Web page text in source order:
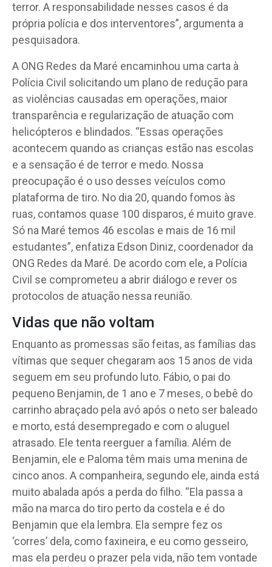
terror. A responsabilidade nesses casos é da
própria polícia e dos interventores”, argumenta a
pesquisadora.
A ONG Redes da Maré encaminhou uma carta à
Polícia Civil solicitando um plano de redução para
as violências causadas em operações, maior
transparência e regularização de atuação com
helicópteros e blindados. “Essas operações
acontecem quando as crianças estão nas escolas
e a sensação é de terror e medo. Nossa
preocupação é o uso desses veículos como
plataforma de tiro. No dia 20, quando fomos às
ruas, contamos quase 100 disparos, é muito grave.
Só na Maré temos 46 escolas e mais de 16 mil
estudantes”, enfatiza Edson Diniz, coordenador da
ONG Redes da Maré. De acordo com ele, a Polícia
Civil se comprometeu a abrir diálogo e rever os
protocolos de atuação nessa reunião.
Vidas que não voltam
Enquanto as promessas são feitas, as famílias das
vítimas que sequer chegaram aos 15 anos de vida
seguem em seu profundo luto. Fábio, o pai do
pequeno Benjamin, de 1 ano e 7 meses, o bebê do
carrinho abraçado pela avó após o neto ser baleado
e morto, está desempregado e com o aluguel
atrasado. Ele tenta reerguer a família. Além de
Benjamin, ele e Paloma têm mais uma menina de
cinco anos. A companheira, segundo ele, ainda está
muito abalada após a perda do filho. “Ela passa a
mão na marca do tiro perto da costela e é do
Benjamin que ela lembra. Ela sempre fez os
‘corres’ dela, como faxineira, e eu como gesseiro,
mas ela perdeu o prazer pela vida, não tem vontade